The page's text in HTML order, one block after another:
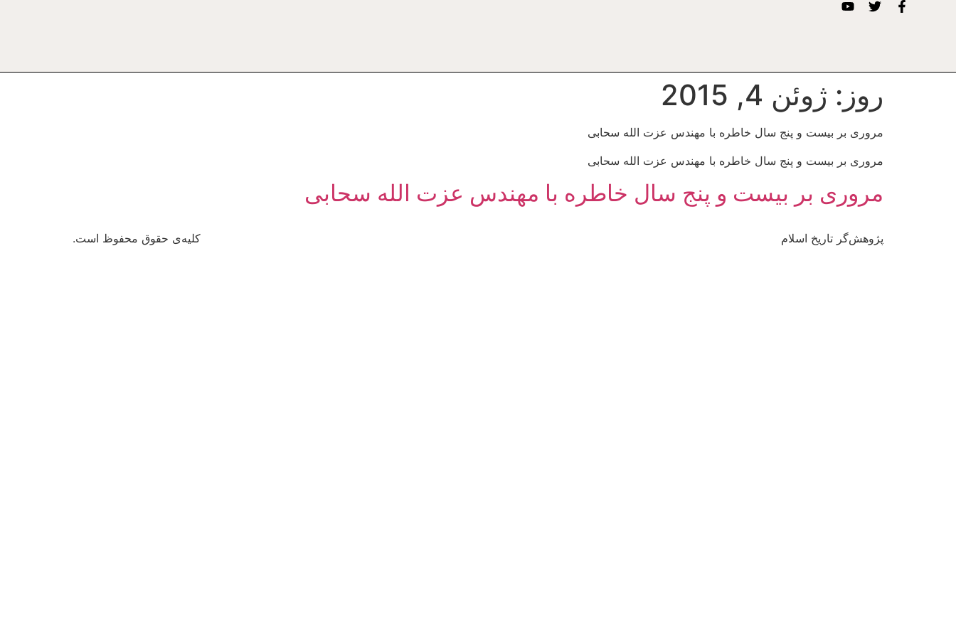
روز: ژوئن 4, 2015
مروری بر بیست و پنج سال خاطره با مهندس عزت الله سحابی
مروری بر بیست و پنج سال خاطره با مهندس عزت الله سحابی
مروری بر بیست و پنج سال خاطره با مهندس عزت الله سحابی
پژوهش‌گر تاریخ اسلام کلیه‌ی حقوق محفوظ است.